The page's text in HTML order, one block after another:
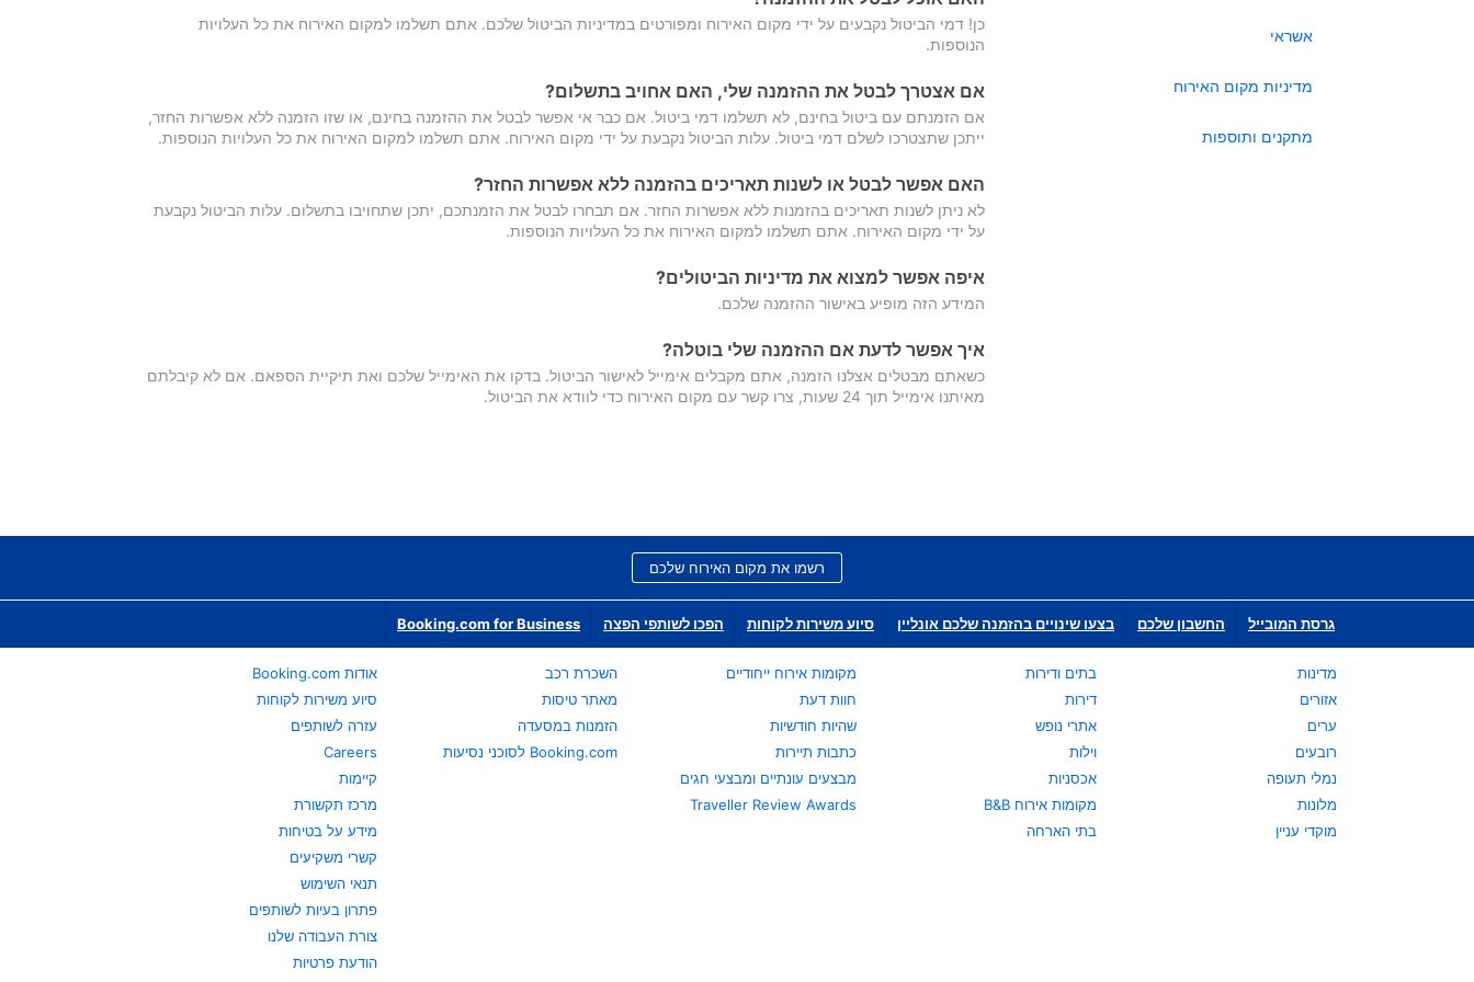
אשראי
מדיניות מקום האירוח
מתקנים ותוספות
כן! דמי הביטול נקבעים על ידי מקום האירוח ומפורטים במדיניות הביטול שלכם. אתם תשלמו למקום האירוח את כל העלויות
הנוספות.
אם אצטרך לבטל את ההזמנה שלי, האם אחויב בתשלום?
אם הזמנתם עם ביטול בחינם, לא תשלמו דמי ביטול. אם כבר אי אפשר לבטל את ההזמנה בחינם, או שזו הזמנה ללא אפשרות החזר,
ייתכן שתצטרכו לשלם דמי ביטול. עלות הביטול נקבעת על ידי מקום האירוח. אתם תשלמו למקום האירוח את כל העלויות הנוספות.
האם אפשר לבטל או לשנות תאריכים בהזמנה ללא אפשרות החזר?
לא ניתן לשנות תאריכים בהזמנות ללא אפשרות החזר. אם תבחרו לבטל את הזמנתכם, יתכן שתחויבו בתשלום. עלות הביטול נקבעת
על ידי מקום האירוח. אתם תשלמו למקום האירוח את כל העלויות הנוספות.
איפה אפשר למצוא את מדיניות הביטולים?
המידע הזה מופיע באישור ההזמנה שלכם.
איך אפשר לדעת אם ההזמנה שלי בוטלה?
כשאתם מבטלים אצלנו הזמנה, אתם מקבלים אימייל לאישור הביטול. בדקו את האימייל שלכם ואת תיקיית הספאם. אם לא קיבלתם
מאיתנו אימייל תוך 24 שעות, צרו קשר עם מקום האירוח כדי לוודא את הביטול.
רשמו את מקום האירוח שלכם
גרסת המובייל החשבון שלכם בצעו שינויים בהזמנה שלכם אונליין סיוע משירות לקוחות הפכו לשותפי הפצה Booking.com for Business
מדינות
אזורים
ערים
רובעים
נמלי תעופה
מלונות
מוקדי עניין
בתים ודירות
דירות
אתרי נופש
וילות
אכסניות
מקומות אירוח B&B
בתי הארחה
מקומות אירוח ייחודיים
חוות דעת
שהיות חודשיות
כתבות תיירות
מבצעים עונתיים ומבצעי חגים
Traveller Review Awards
השכרת רכב
מאתר טיסות
הזמנות במסעדה
Booking.com לסוכני נסיעות
אודות Booking.com
סיוע משירות לקוחות
עזרה לשותפים
Careers
קיימות
מרכז תקשורת
מידע על בטיחות
קשרי משקיעים
תנאי השימוש
פתרון בעיות לשותפים
צורת העבודה שלנו
הודעת פרטיות